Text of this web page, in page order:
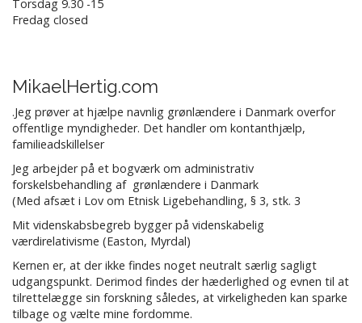
Torsdag 9.30 -15
Fredag closed
MikaelHertig.com
.Jeg prøver at hjælpe navnlig grønlændere i Danmark overfor
offentlige myndigheder. Det handler om kontanthjælp,
familieadskillelser
Jeg arbejder på et bogværk om administrativ
forskelsbehandling af grønlændere i Danmark
(Med afsæt i Lov om Etnisk Ligebehandling, § 3, stk. 3
Mit videnskabsbegreb bygger på videnskabelig
værdirelativisme (Easton, Myrdal)
Kernen er, at der ikke findes noget neutralt særlig sagligt
udgangspunkt. Derimod findes der hæderlighed og evnen til at
tilrettelægge sin forskning således, at virkeligheden kan sparke
tilbage og vælte mine fordomme.